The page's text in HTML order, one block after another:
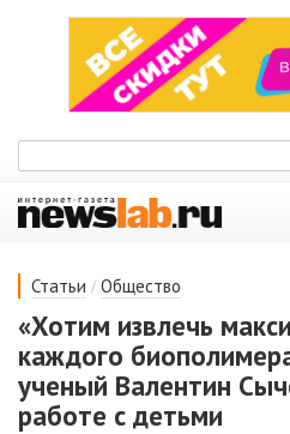
Статьи / Общество
«Хотим извлечь
каждого
ученый Валентин
работе с детьми